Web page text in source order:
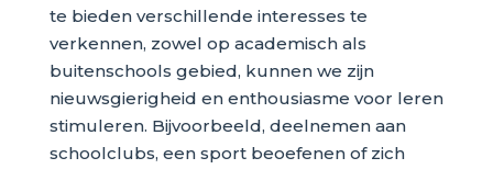
te bieden verschillende interesses te
verkennen, zowel op academisch als
buitenschools gebied, kunnen we zijn
nieuwsgierigheid en enthousiasme voor leren
stimuleren. Bijvoorbeeld, deelnemen aan
schoolclubs, een sport beoefenen of zich